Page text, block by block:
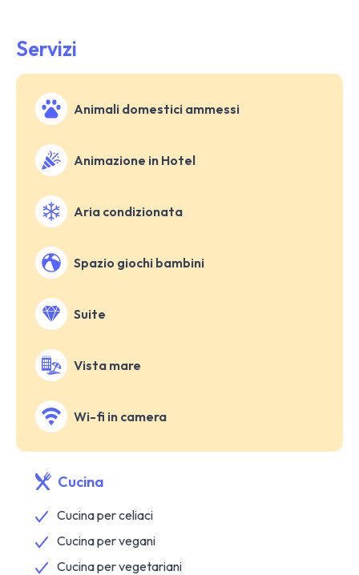
Servizi
Animali domestici ammessi
Animazione in Hotel
Aria condizionata
Spazio giochi bambini
Suite
Vista mare
Wi-fi in camera
Cucina
Cucina per celiaci
Cucina per vegani
Cucina per vegetariani